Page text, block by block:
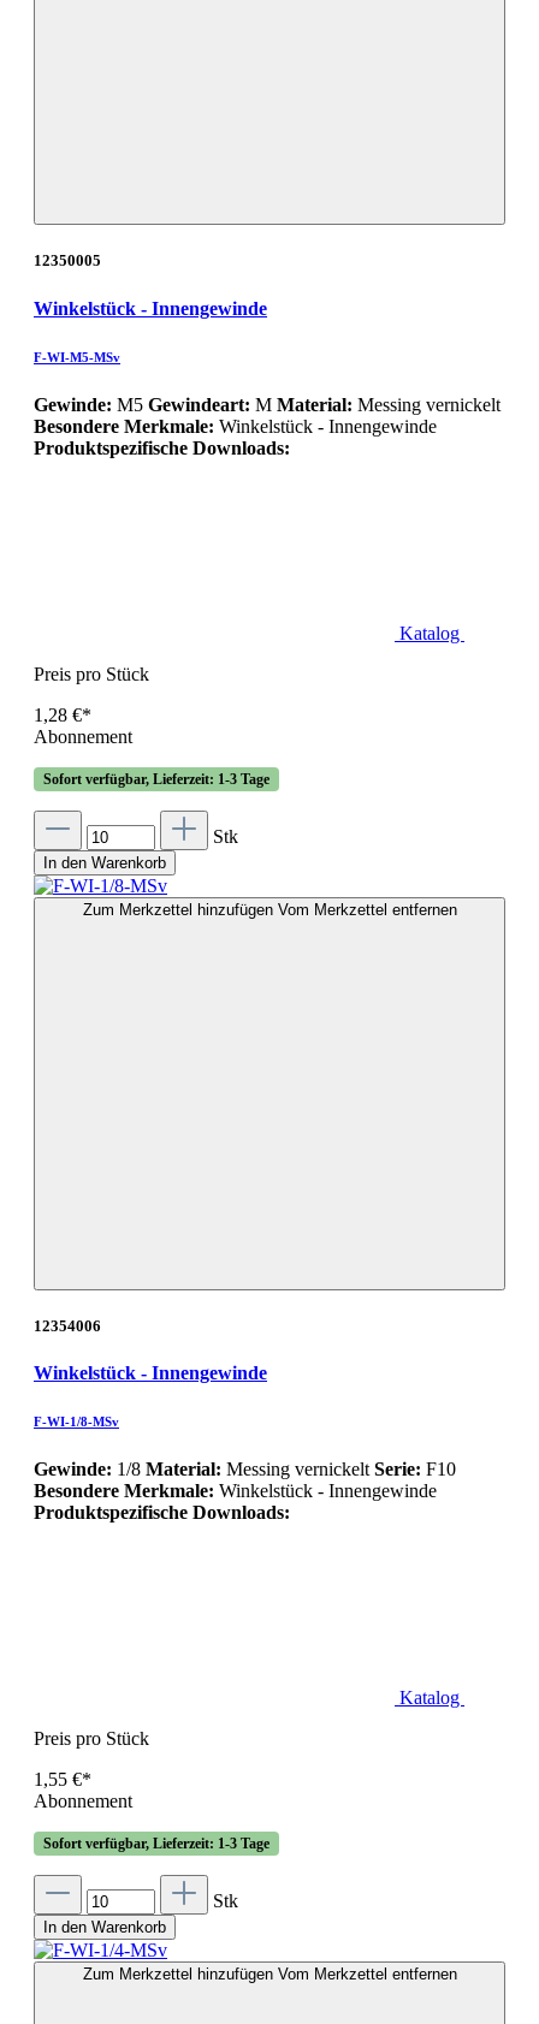
12350005
Winkelstück - Innengewinde
F-WI-M5-MSv
Gewinde: M5 Gewindeart: M Material: Messing vernickelt
Besondere Merkmale: Winkelstück - Innengewinde
Produktspezifische Downloads:
Katalog
Preis pro Stück
1,28 €*
Abonnement
Sofort verfügbar, Lieferzeit: 1-3 Tage
Stk
In den Warenkorb
Zum Merkzettel hinzufügen Vom Merkzettel entfernen
12354006
Winkelstück - Innengewinde
F-WI-1/8-MSv
Gewinde: 1/8 Material: Messing vernickelt Serie: F10
Besondere Merkmale: Winkelstück - Innengewinde
Produktspezifische Downloads:
Katalog
Preis pro Stück
1,55 €*
Abonnement
Sofort verfügbar, Lieferzeit: 1-3 Tage
Stk
In den Warenkorb
Zum Merkzettel hinzufügen Vom Merkzettel entfernen